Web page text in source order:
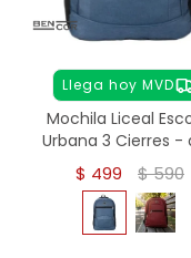
Llega hoy MVD
Mochila Liceal
Urbana 3 Cierres -
$ 499 $590